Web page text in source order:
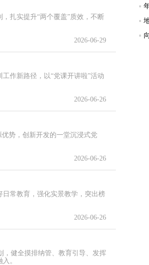
扎实提升“两个覆盖”质效，不断
2026-06-29
作新路径，以“党课开讲啦”活动
2026-06-26
势，创新开发的一堂沉浸式党
2026-06-26
常教育，强化实景教学，突出榜
2026-06-26
，健全摸排纳管、教育引导、发挥
。